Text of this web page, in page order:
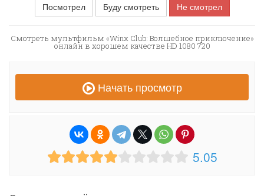
Посмотрел
Буду смотреть Не смотрел
Смотреть мультфильм «Winx Club: Волшебное приключение»
онлайн в хорошем качестве HD 1080 720
Начать просмотр
5.05